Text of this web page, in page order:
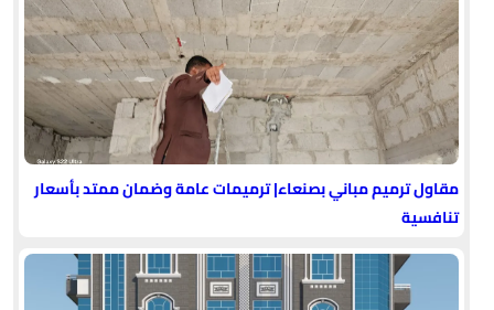
مقاول ترميم مباني بصنعاء| ترميمات عامة وضمان ممتد بأسعار
تنافسية